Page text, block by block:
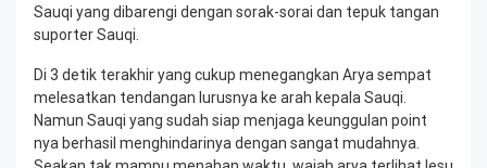
Sauqi yang dibarengi dengan sorak-sorai dan tepuk tangan
suporter Sauqi.
Di 3 detik terakhir yang cukup menegangkan Arya sempat
melesatkan tendangan lurusnya ke arah kepala Sauqi.
Namun Sauqi yang sudah siap menjaga keunggulan point
nya berhasil menghindarinya dengan sangat mudahnya.